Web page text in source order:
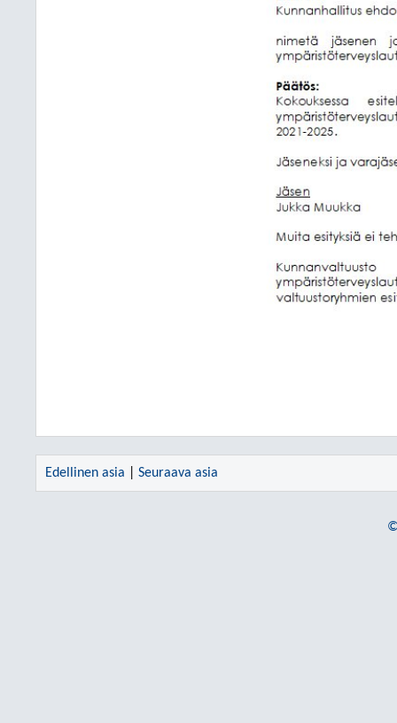
Edellinen asia Seuraava asia